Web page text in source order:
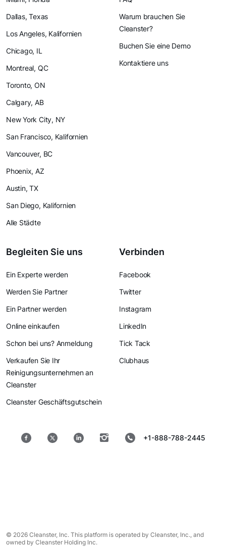
Dallas, Texas
Los Angeles, Kalifornien
Chicago, IL
Montreal, QC
Toronto, ON
Calgary, AB
New York City, NY
San Francisco, Kalifornien
Vancouver, BC
Phoenix, AZ
Austin, TX
San Diego, Kalifornien
Alle Städte
Warum brauchen Sie
Cleanster?
Buchen Sie eine Demo
Kontaktiere uns
Begleiten Sie uns
Ein Experte werden
Werden Sie Partner
Ein Partner werden
Online einkaufen
Schon bei uns? Anmeldung
Verkaufen Sie Ihr
Reinigungsunternehmen an
Cleanster
Cleanster Geschäftsgutschein
Verbinden
Facebook
Twitter
Instagram
LinkedIn
Tick Tack
Clubhaus
+1-888-788-2445
© 2026 Cleanster, Inc. This platform is operated by Cleanster, Inc., and
owned by Cleanster Holding Inc.